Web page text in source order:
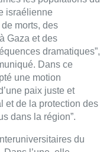
institutionnelles
manière répétée –
violations du droit
a entraîné
d’étudiants avec
qui concerne
ci est toujours en
consistait à
systématiques des
et en particulier du